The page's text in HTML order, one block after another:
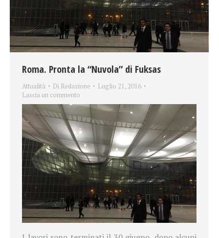
Roma. Pronta la “Nuvola” di Fuksas
Attualità Di Redazione
Luglio 21, 2016
Lascia un commento